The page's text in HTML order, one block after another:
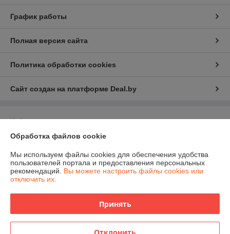
График работы
Полная версия сайта
Политика обработки cookies
Сайт создан на платформе Deal.by
Информация для покупателя
Юридическое лицо:ЧПТУП "Белфрезмет"
Регистрационный номер ЕГР: 191499355
УНП: 191499355
Регистрационный орган: Управление экономики администрации
Обработка файлов cookie
Мы используем файлы cookies для обеспечения удобства
пользователей портала и предоставления персональных
рекомендаций. Вы можете настроить файлы cookies или
отключить их.
Принять
Отклонить